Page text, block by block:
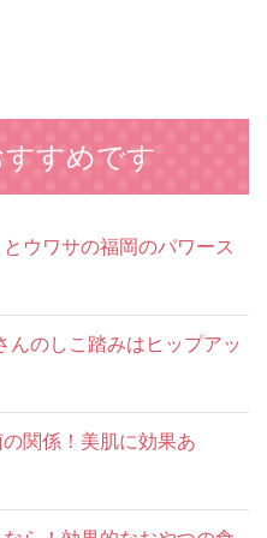
すめです
とウワサの福岡のパワース
んのしこ踏みはヒップアッ
関係！美肌に効果あ